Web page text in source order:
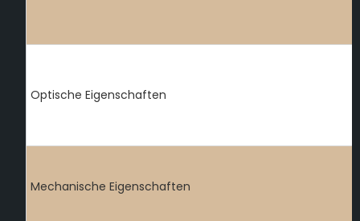
Optische Eigenschaften
Mechanische Eigenschaften